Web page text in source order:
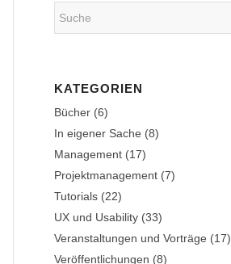
KATEGORIEN
Bücher(6)
In eigener Sache (8)
Management(17)
Projektmanagement(7)
Tutorials(22)
UX und Usability(33)
Veranstaltungen und Vorträge (17)
Veröffentlichungen (8)